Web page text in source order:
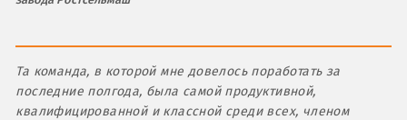
Та команда, в которой мне довелось поработать за
последние полгода, была самой продуктивной,
квалифицированной и классной среди всех, членом